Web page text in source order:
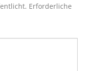
Erforderliche